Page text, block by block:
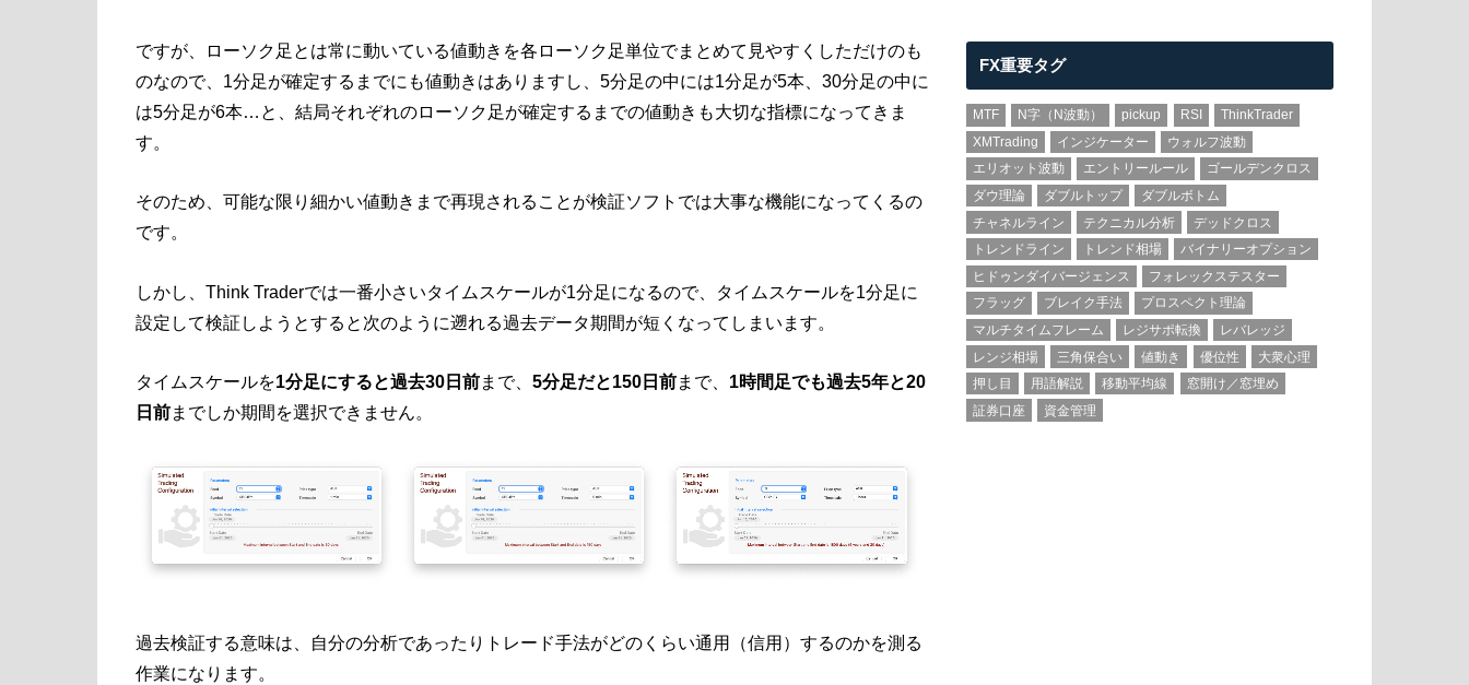
ですが、ローソク足とは常に動いている値動きを各ローソク足単位でまとめて見やすくしただけのも
のなので、1分足が確定するまでにも値動きはありますし、5分足の中には1分足が5本、30分足の中に
は5分足が6本…と、結局それぞれのローソク足が確定するまでの値動きも大切な指標になってきま
す。
そのため、可能な限り細かい値動きまで再現されることが検証ソフトでは大事な機能になってくるの
です。
しかし、Think Traderでは一番小さいタイムスケールが1分足になるので、タイムスケールを1分足に
設定して検証しようとすると次のように遡れる過去データ期間が短くなってしまいます。
タイムスケールを1分足にすると過去30日前まで、 5分足だと150日前まで、 1時間足でも過去5年と20
日前までしか期間を選択できません。
過去検証する意味は、自分の分析であったりトレード手法がどのくらい通用（信用）するのかを測る
作業になります。
FX重要タグ
MTF N字（N波動） pickup RSI
ThinkTrader
XMTrading
インジケーター
ウォルフ波動
エリオット波動
エントリールール
ゴールデンクロス
ダウ理論
ダブルトップ
ダブルボトム
チャネルライン
テクニカル分析
デッドクロス
トレンドライン
トレンド相場
バイナリーオプション
ヒドゥンダイバージェンス
フォレックステスター
フラッグ
ブレイク手法
プロスペクト理論
マルチタイムフレーム
レジサポ転換
レバレッジ
レンジ相場
三角保合い 値動き 優位性
大衆心理
押し目
用語解説 移動平均線
窓開け／窓埋め
証券口座
資金管理